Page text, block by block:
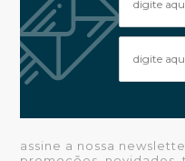
assine a nossa